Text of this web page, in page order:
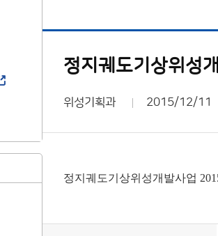
정지궤도기상위성
위성기획과 2015/12/11
정지궤도기상위성개발사업